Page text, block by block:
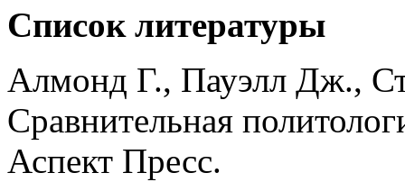
Список литературы
Алмонд Г., Пауэлл Дж.,
Сравнительная
Аспект Пресс.